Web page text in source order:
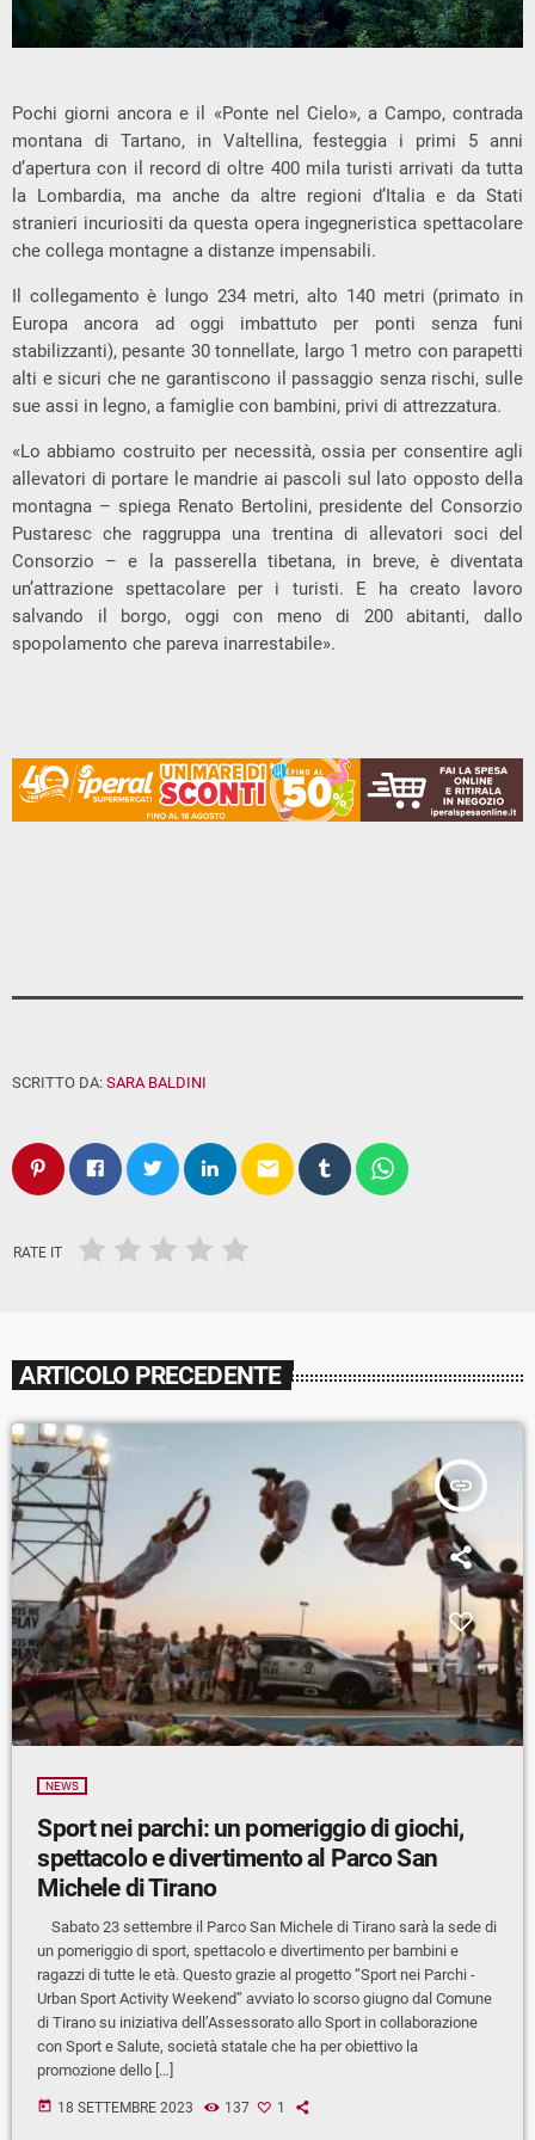
Pochi giorni ancora e il «Ponte nel Cielo», a Campo, contrada
montana di Tartano, in Valtellina, festeggia i primi 5 anni
d’apertura con il record di oltre 400 mila turisti arrivati da tutta
la Lombardia, ma anche da altre regioni d’Italia e da Stati
stranieri incuriositi da questa opera ingegneristica spettacolare
che collega montagne a distanze impensabili.
Il collegamento è lungo 234 metri, alto 140 metri (primato in
Europa ancora ad oggi imbattuto per ponti senza funi
stabilizzanti), pesante 30 tonnellate, largo 1 metro con parapetti
alti e sicuri che ne garantiscono il passaggio senza rischi, sulle
sue assi in legno, a famiglie con bambini, privi di attrezzatura.
«Lo abbiamo costruito per necessità, ossia per consentire agli
allevatori di portare le mandrie ai pascoli sul lato opposto della
montagna – spiega Renato Bertolini, presidente del Consorzio
Pustaresc che raggruppa una trentina di allevatori soci del
Consorzio – e la passerella tibetana, in breve, è diventata
un’attrazione spettacolare per i turisti. E ha creato lavoro
salvando il borgo, oggi con meno di 200 abitanti, dallo
spopolamento che pareva inarrestabile».
SCRITTO DA: SARA BALDINI
email
RATE IT
ARTICOLO PRECEDENTE
insert_link
NEWS
Sport nei parchi: un pomeriggio di giochi,
spettacolo e divertimento al Parco San
Michele di Tirano
Sabato 23 settembre il Parco San Michele di Tirano sarà la sede di
un pomeriggio di sport, spettacolo e divertimento per bambini e
ragazzi di tutte le età. Questo grazie al progetto “Sport nei Parchi -
Urban Sport Activity Weekend” avviato lo scorso giugno dal Comune
di Tirano su iniziativa dell’Assessorato allo Sport in collaborazione
con Sport e Salute, società statale che ha per obiettivo la
promozione dello […]
today 18 SETTEMBRE 2023 137 1